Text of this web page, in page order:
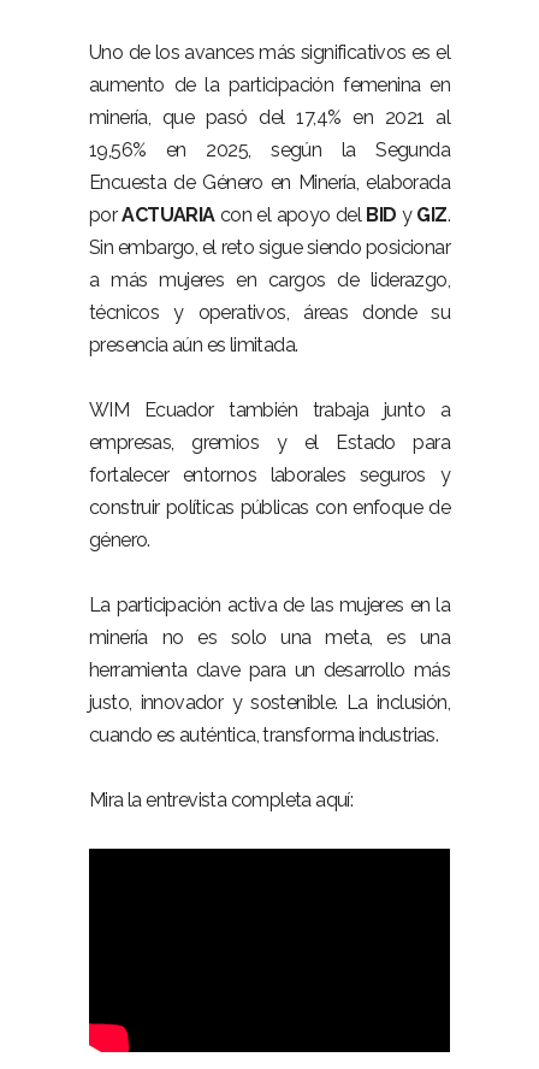
Uno de los avances más significativos es el
aumento de la participación femenina en
minería, que pasó del 17,4% en 2021 al
19,56% en 2025, según la Segunda
Encuesta de Género en Minería, elaborada
porACTUARIAcon el apoyo del BID y GIZ.
Sin embargo, el reto sigue siendo posicionar
a más mujeres en cargos de liderazgo,
técnicos y operativos, áreas donde su
presencia aún es limitada.
WIM Ecuador también trabaja junto a
empresas, gremios y el Estado para
fortalecer entornos laborales seguros y
construir políticas públicas con enfoque de
género.
La participación activa de las mujeres en la
minería no es solo una meta, es una
herramienta clave para un desarrollo más
justo, innovador y sostenible. La inclusión,
cuando es auténtica, transforma industrias.
Mira la entrevista completa aquí: